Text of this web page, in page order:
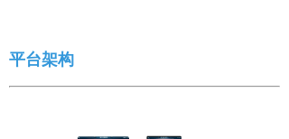
平台架构